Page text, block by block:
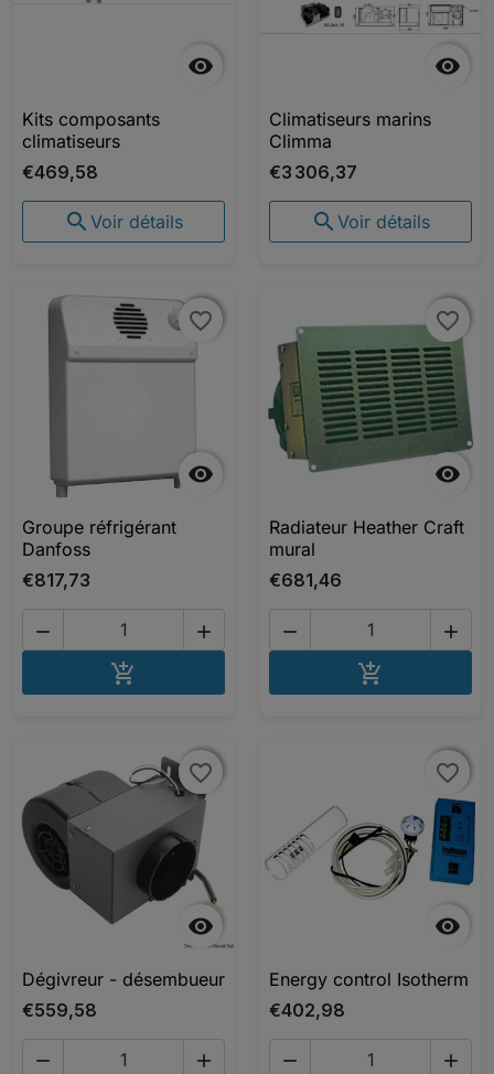

Kits composants
climatiseurs
€469,58
 Voir détails

Climatiseurs marins
Climma
€3 306,37
 Voir détails

favorite_border
favorite_border
Groupe réfrigérant
Danfoss
€817,73
 


favorite_border
favorite_border
Radiateur Heather Craft
mural
€681,46
 


favorite_border
favorite_border
Dégivreur - désembueur
€559,58
 

favorite_border
favorite_border
Energy control Isotherm
€402,98
 